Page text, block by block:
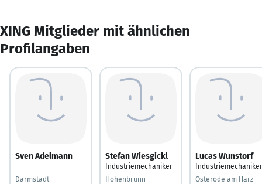
XING Mitglieder mit ähnlichen
Profilangaben
Sven Adelmann
---
Darmstadt
Stefan Wiesgickl
Industriemechaniker
Hohenbrunn
Lucas Wunstorf
Industriemechaniker
Osterode am Harz